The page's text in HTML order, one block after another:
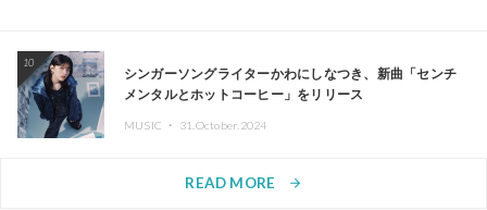
10
シンガーソングライターかわにしなつき、新曲「センチ
メンタルとホットコーヒー」をリリース
MUSIC ・ 31.October.2024
READ MORE arrow_forward